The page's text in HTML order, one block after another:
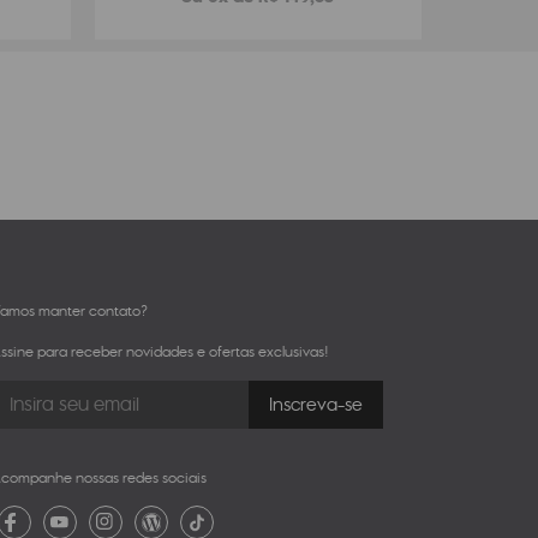
manter contato?
para receber novidades e ofertas exclusivas!
nossas redes sociais